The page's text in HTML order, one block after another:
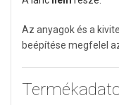
Az anyagok és a
beépítése megfelel